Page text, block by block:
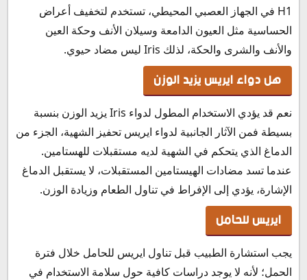
H1 في الجهاز العصبي المحيطي، تستخدم لتخفيف أعراض
الحساسية مثل العيون الدامعة وسيلان الأنف وحكة العين
والأنف والشرى والحكة، لذلك Iris ليس مضاد حيوي.
هل دواء ايريس يزيد الوزن
نعم قد يؤدي الاستخدام المطول لدواء Iris يزيد الوزن بنسبة
بسيطة فمن الآثار الجانبية لدواء ايريس تحفيز الشهية، الجزء من
الدماغ الذي يتحكم في الشهية لديه مستقبلات للهستامين.
عندما تسد مضادات الهيستامين المستقبلات، لا يستقبل الدماغ
الإشارة، يؤدي إلى الإفراط في تناول الطعام وزيادة الوزن.
ايريس للحامل
يجب استشارة الطبيب قبل تناول ايريس للحامل خلال فترة
الحمل؛ لأنه لا يوجد دراسات كافية حول سلامة الاستخدام في